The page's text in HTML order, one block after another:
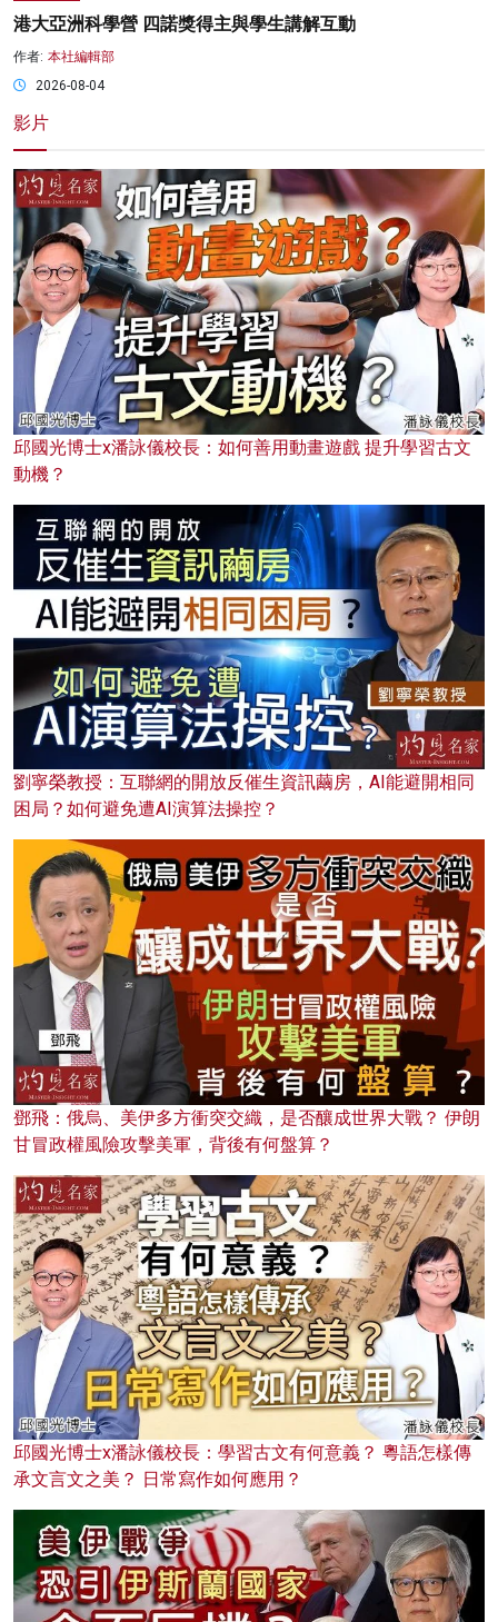
港大亞洲科學營 四諾獎得主與學生講解互動
作者: 本社編輯部
2026-08-04
影片
邱國光博士x潘詠儀校長：如何善用動畫遊戲 提升學習古文
動機？
劉寧榮教授：互聯網的開放反催生資訊繭房，AI能避開相同
困局？如何避免遭AI演算法操控？
鄧飛：俄烏、美伊多方衝突交織，是否釀成世界大戰？ 伊朗
甘冒政權風險攻擊美軍，背後有何盤算？
邱國光博士x潘詠儀校長：學習古文有何意義？ 粵語怎樣傳
承文言文之美？ 日常寫作如何應用？